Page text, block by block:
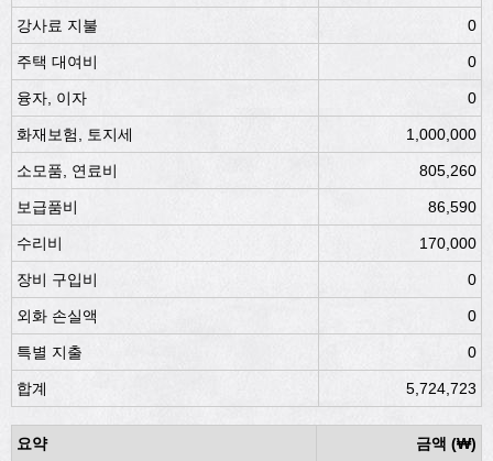
강사료 지불 0
주택 대여비 0
융자, 이자 0
화재보험, 토지세 1,000,000
소모품, 연료비 805,260
보급품비 86,590
수리비 170,000
장비 구입비 0
외화 손실액 0
특별 지출 0
합계 5,724,723
요약 금액 (₩)